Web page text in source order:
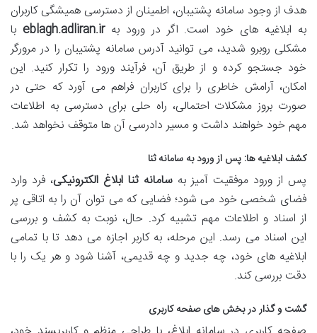
هدف از وجود سامانه پشتیبان، اطمینان از دسترسی همیشگی کاربران
به ابلاغیه های خود است. اگر در ورود بهeblagh.adliran.ir با
مشکلی روبرو شدید، می توانید آدرس سامانه پشتیبان را در مرورگر
خود جستجو کرده و از طریق آن، فرآیند ورود را تکرار کنید. این
امکان، آرامش خاطری را برای کاربران فراهم می آورد که حتی در
صورت بروز مشکلات احتمالی، راه حلی برای دسترسی به اطلاعات
مهم خود خواهند داشت و مسیر دادرسی آن ها متوقف نخواهد شد.
کشف ابلاغیه ها: پس از ورود به سامانه ثنا
پس از ورود موفقیت آمیز به سامانه ثنا ابلاغ الکترونیکی، فرد وارد
فضای شخصی خود می شود؛ فضایی که می توان آن را به اتاقی پر
از اسناد و اطلاعات مهم تشبیه کرد. حال، نوبت به کشف و بررسی
این اسناد می رسد. این مرحله، به کاربر اجازه می دهد تا با تمامی
ابلاغیه های خود، چه جدید و چه قدیمی، آشنا شود و هر یک را با
دقت بررسی کند.
گشت و گذار در بخش های صفحه کاربری